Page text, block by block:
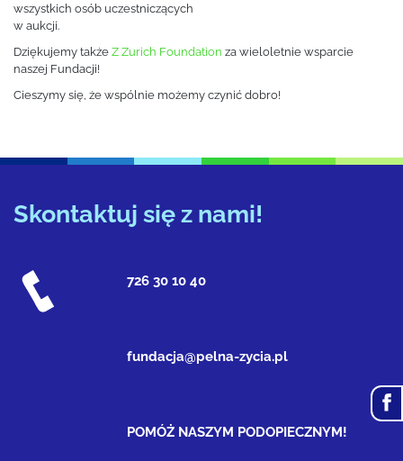
wszystkich osób uczestniczących
w aukcji.
Dziękujemy także Z Zurich Foundation za wieloletnie wsparcie
naszej Fundacji!
Cieszymy się, że wspólnie możemy czynić dobro!
Skontaktuj się z nami!
726 30 10 40
fundacja@pelna-zycia.pl
POMÓŻ NASZYM PODOPIECZNYM!